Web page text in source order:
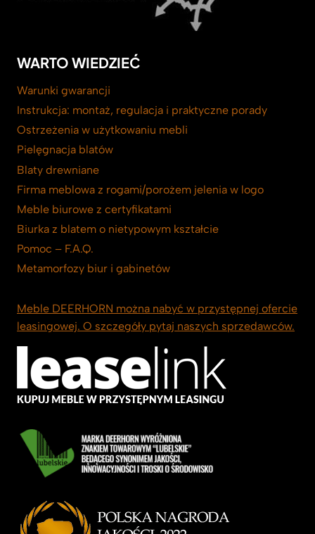
WARTO WIEDZIEĆ
Warunki gwarancji
Instrukcja: montaż, regulacja i praktyczne porady
Ostrzeżenia w użytkowaniu mebli
Pielęgnacja blatów
Blaty drewniane
Firma meblowa z rogami/porożem jelenia w logo
Meble biurowe z certyfikatami
Biurka z blatem o nietypowym kształcie
Pomoc – F.A.Q.
Metamorfozy biur i gabinetów
Meble DEERHORN można nabyć w przystępnej ofercie
leasingowej. O szczegóły pytaj naszych sprzedawców.